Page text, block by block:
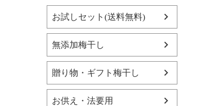
お試しセット(送料無料)
無添加梅干し
贈り物・ギフト梅干し
お供え・法要用